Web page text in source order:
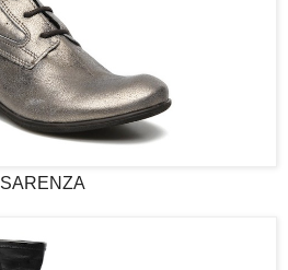
SARENZA